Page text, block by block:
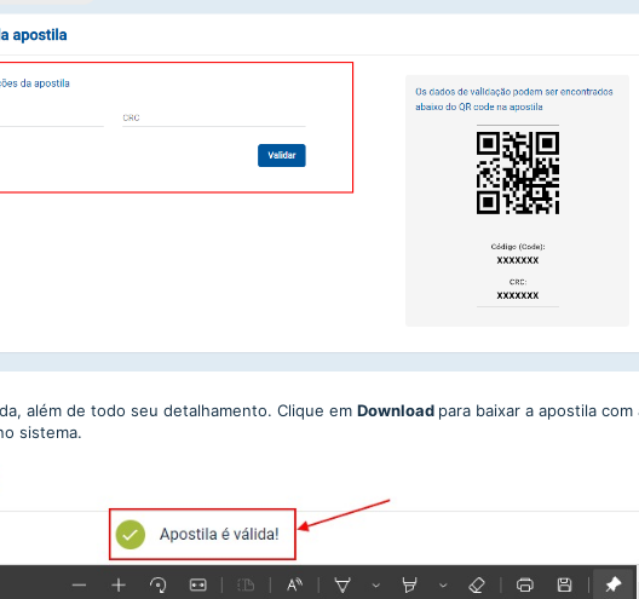
além de todo seu detalhamento. Clique em Download para baixar a apostila com
sistema.